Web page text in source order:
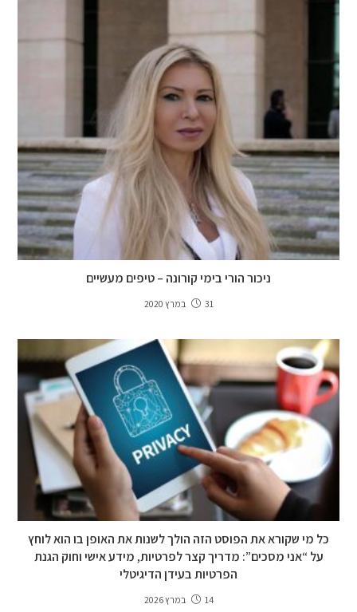
ניכור הורי בימי קורונה – טיפים מעשיים
31 במרץ 2020
כל מי שקורא את הפוסט הזה הולך לשנות את האופן בו הוא לוחץ
על “אני מסכים”: מדריך קצר לפרטיות, מידע אישי וחוק הגנת
הפרטיות בעידן הדיגיטלי
14 במרץ 2026